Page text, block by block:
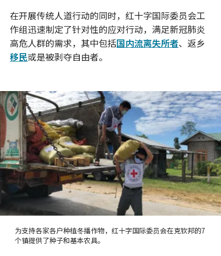
在开展传统人道行动的同时，红十字国际委员会工
作组迅速制定了针对性的应对行动，满足新冠肺炎
高危人群的需求，其中包括国内流离失所者、返乡
移民或是被剥夺自由者。
为支持各家各户种植冬播作物，红十字国际委员会在克钦邦的7
个镇提供了种子和基本农具。